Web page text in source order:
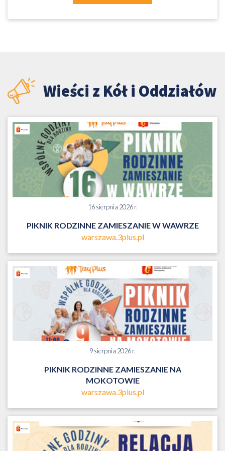
Wieści z Kół i Oddziałów
16 sierpnia 2026 r.
PIKNIK RODZINNE ZAMIESZANIE W WAWRZE
warszawa.3plus.pl
9 sierpnia 2026 r.
PIKNIK RODZINNE ZAMIESZANIE NA
MOKOTOWIE
warszawa.3plus.pl